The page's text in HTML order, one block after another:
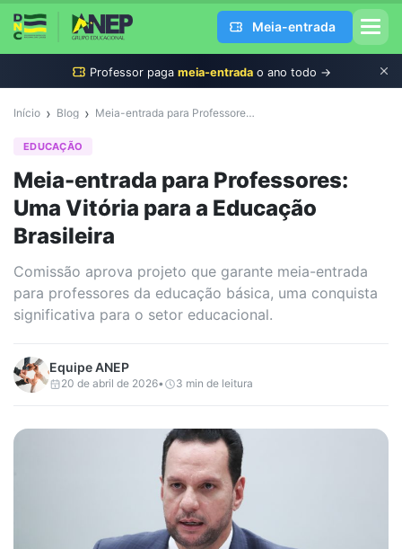
Meia-entrada
Professorpaga meia-entrada o ano todo →
Início › Blog › Meia-entrada para Professores: Uma Vitória para a Educação Brasileira
EDUCAÇÃO
Meia-entrada para Professores:
Uma Vitória para a Educação
Brasileira
Comissão aprova projeto que garante meia-entrada
para professores da educação básica, uma conquista
significativa para o setor educacional.
EquipeANEP
20 de abril de 2026• 3 min de leitura